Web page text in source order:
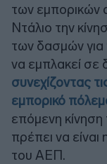
των εμπορικών
Ντάλιο την
των δασμών για
να εμπλακεί σε
συνεχίζοντας
εμπορικό
επόμενη
πρέπει να
του ΑΕΠ.